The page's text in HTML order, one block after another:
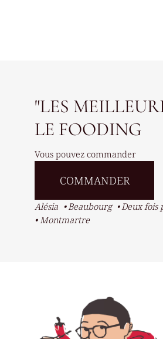
"LES
LE FOODING
Vous pouvez commander
COMMANDER
Alésia Beaubourg Deux fois
Montmartre